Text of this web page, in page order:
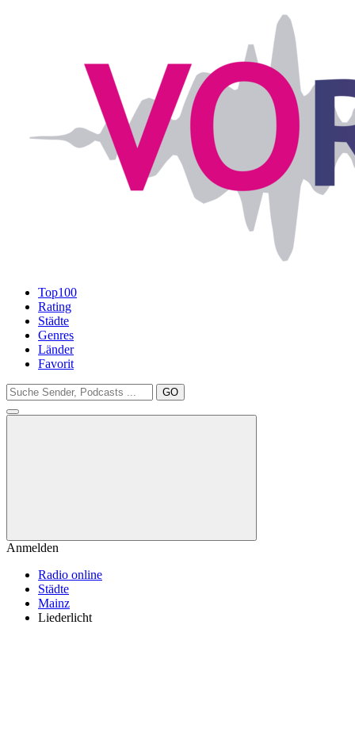
Top100
Rating
Städte
Genres
Länder
Favorit
GO
Anmelden
Radio online
Städte
Mainz
Liederlicht